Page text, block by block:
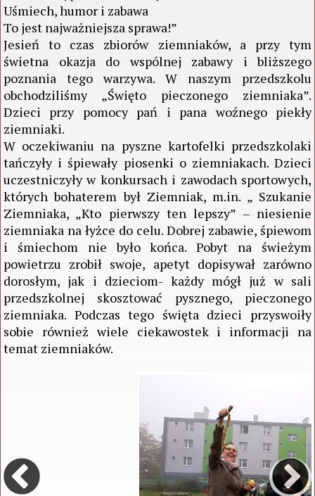
Uśmiech, humor i zabawa
To jest najważniejsza sprawa!”
Jesień to czas zbiorów ziemniaków, a przy tym
świetna okazja do wspólnej zabawy i bliższego
poznania tego warzywa. W naszym przedszkolu
obchodziliśmy „Święto pieczonego ziemniaka”.
Dzieci przy pomocy pań i pana woźnego piekły
ziemniaki.
W oczekiwaniu na pyszne kartofelki przedszkolaki
tańczyły i śpiewały piosenki o ziemniakach. Dzieci
uczestniczyły w konkursach i zawodach sportowych,
których bohaterem był Ziemniak, m.in. „ Szukanie
Ziemniaka, „Kto pierwszy ten lepszy” – niesienie
ziemniaka na łyżce do celu. Dobrej zabawie, śpiewom
i śmiechom nie było końca. Pobyt na świeżym
powietrzu zrobił swoje, apetyt dopisywał zarówno
dorosłym, jak i dzieciom- każdy mógł już w sali
przedszkolnej skosztować pysznego, pieczonego
ziemniaka. Podczas tego święta dzieci przyswoiły
sobie również wiele ciekawostek i informacji na
temat ziemniaków.